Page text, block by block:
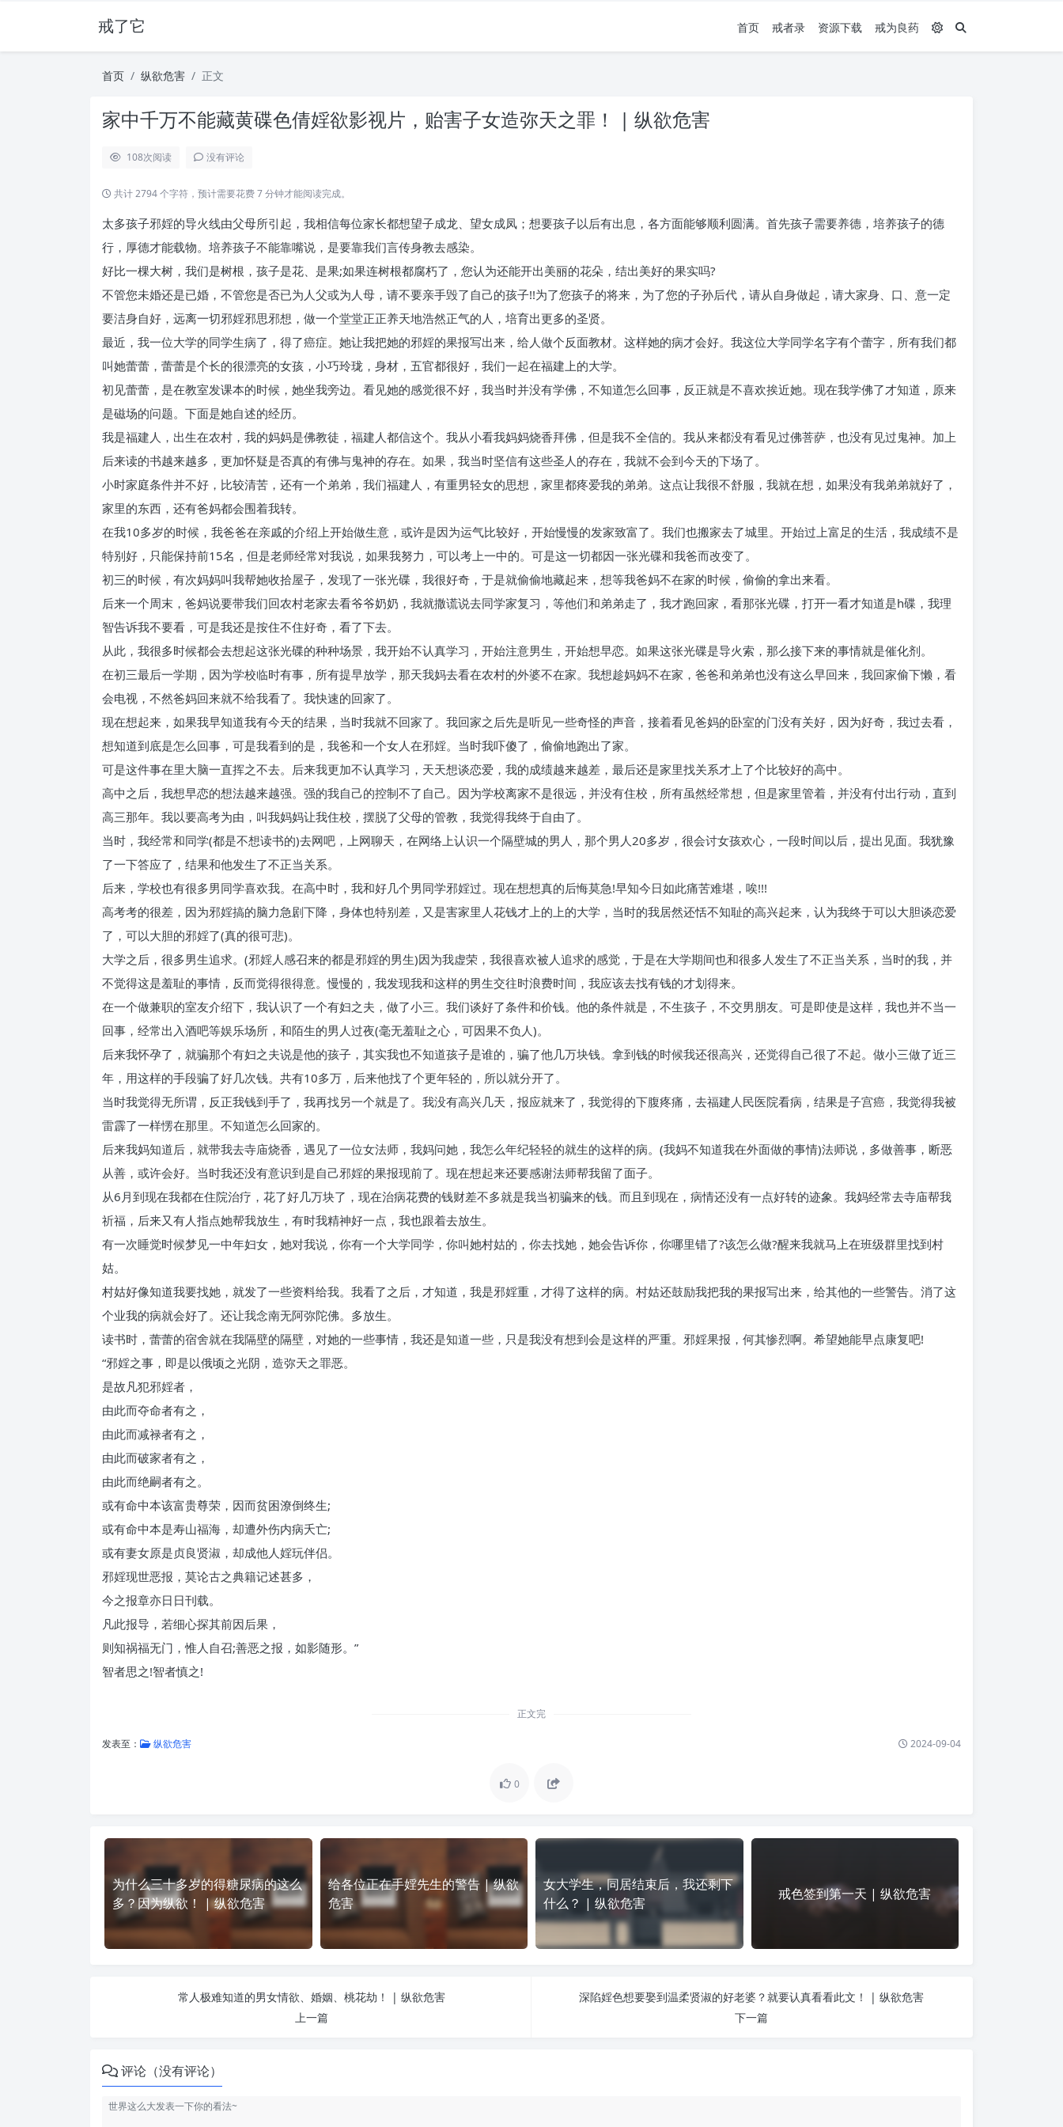
戒了它 首页 戒者录 资源下载 戒为良药
首页 纵欲危害 正文
家中千万不能藏黄碟色倩婬欲影视片，贻害子女造弥天之罪！ | 纵欲危害
108次阅读 没有评论
共计 2794 个字符，预计需要花费 7 分钟才能阅读完成。
太多孩子邪婬的导火线由父母所引起，我相信每位家长都想望子成龙、望女成凤；想要孩子以后有出息，各方面能够顺利圆满。首先孩子需要养德，培养孩子的德
行，厚德才能载物。培养孩子不能靠嘴说，是要靠我们言传身教去感染。
好比一棵大树，我们是树根，孩子是花、是果;如果连树根都腐朽了，您认为还能开出美丽的花朵，结出美好的果实吗?
不管您未婚还是已婚，不管您是否已为人父或为人母，请不要亲手毁了自己的孩子!!为了您孩子的将来，为了您的子孙后代，请从自身做起，请大家身、口、意一定
要洁身自好，远离一切邪婬邪思邪想，做一个堂堂正正养天地浩然正气的人，培育出更多的圣贤。
最近，我一位大学的同学生病了，得了癌症。她让我把她的邪婬的果报写出来，给人做个反面教材。这样她的病才会好。我这位大学同学名字有个蕾字，所有我们都
叫她蕾蕾，蕾蕾是个长的很漂亮的女孩，小巧玲珑，身材，五官都很好，我们一起在福建上的大学。
初见蕾蕾，是在教室发课本的时候，她坐我旁边。看见她的感觉很不好，我当时并没有学佛，不知道怎么回事，反正就是不喜欢挨近她。现在我学佛了才知道，原来
是磁场的问题。下面是她自述的经历。
我是福建人，出生在农村，我的妈妈是佛教徒，福建人都信这个。我从小看我妈妈烧香拜佛，但是我不全信的。我从来都没有看见过佛菩萨，也没有见过鬼神。加上
后来读的书越来越多，更加怀疑是否真的有佛与鬼神的存在。如果，我当时坚信有这些圣人的存在，我就不会到今天的下场了。
小时家庭条件并不好，比较清苦，还有一个弟弟，我们福建人，有重男轻女的思想，家里都疼爱我的弟弟。这点让我很不舒服，我就在想，如果没有我弟弟就好了，
家里的东西，还有爸妈都会围着我转。
在我10多岁的时候，我爸爸在亲戚的介绍上开始做生意，或许是因为运气比较好，开始慢慢的发家致富了。我们也搬家去了城里。开始过上富足的生活，我成绩不是
特别好，只能保持前15名，但是老师经常对我说，如果我努力，可以考上一中的。可是这一切都因一张光碟和我爸而改变了。
初三的时候，有次妈妈叫我帮她收拾屋子，发现了一张光碟，我很好奇，于是就偷偷地藏起来，想等我爸妈不在家的时候，偷偷的拿出来看。
后来一个周末，爸妈说要带我们回农村老家去看爷爷奶奶，我就撒谎说去同学家复习，等他们和弟弟走了，我才跑回家，看那张光碟，打开一看才知道是h碟，我理
智告诉我不要看，可是我还是按住不住好奇，看了下去。
从此，我很多时候都会去想起这张光碟的种种场景，我开始不认真学习，开始注意男生，开始想早恋。如果这张光碟是导火索，那么接下来的事情就是催化剂。
在初三最后一学期，因为学校临时有事，所有提早放学，那天我妈去看在农村的外婆不在家。我想趁妈妈不在家，爸爸和弟弟也没有这么早回来，我回家偷下懒，看
会电视，不然爸妈回来就不给我看了。我快速的回家了。
现在想起来，如果我早知道我有今天的结果，当时我就不回家了。我回家之后先是听见一些奇怪的声音，接着看见爸妈的卧室的门没有关好，因为好奇，我过去看，
想知道到底是怎么回事，可是我看到的是，我爸和一个女人在邪婬。当时我吓傻了，偷偷地跑出了家。
可是这件事在里大脑一直挥之不去。后来我更加不认真学习，天天想谈恋爱，我的成绩越来越差，最后还是家里找关系才上了个比较好的高中。
高中之后，我想早恋的想法越来越强。强的我自己的控制不了自己。因为学校离家不是很远，并没有住校，所有虽然经常想，但是家里管着，并没有付出行动，直到
高三那年。我以要高考为由，叫我妈妈让我住校，摆脱了父母的管教，我觉得我终于自由了。
当时，我经常和同学(都是不想读书的)去网吧，上网聊天，在网络上认识一个隔壁城的男人，那个男人20多岁，很会讨女孩欢心，一段时间以后，提出见面。我犹豫
了一下答应了，结果和他发生了不正当关系。
后来，学校也有很多男同学喜欢我。在高中时，我和好几个男同学邪婬过。现在想想真的后悔莫急!早知今日如此痛苦难堪，唉!!!
高考考的很差，因为邪婬搞的脑力急剧下降，身体也特别差，又是害家里人花钱才上的上的大学，当时的我居然还恬不知耻的高兴起来，认为我终于可以大胆谈恋爱
了，可以大胆的邪婬了(真的很可悲)。
大学之后，很多男生追求。(邪婬人感召来的都是邪婬的男生)因为我虚荣，我很喜欢被人追求的感觉，于是在大学期间也和很多人发生了不正当关系，当时的我，并
不觉得这是羞耻的事情，反而觉得很得意。慢慢的，我发现我和这样的男生交往时浪费时间，我应该去找有钱的才划得来。
在一个做兼职的室友介绍下，我认识了一个有妇之夫，做了小三。我们谈好了条件和价钱。他的条件就是，不生孩子，不交男朋友。可是即使是这样，我也并不当一
回事，经常出入酒吧等娱乐场所，和陌生的男人过夜(毫无羞耻之心，可因果不负人)。
后来我怀孕了，就骗那个有妇之夫说是他的孩子，其实我也不知道孩子是谁的，骗了他几万块钱。拿到钱的时候我还很高兴，还觉得自己很了不起。做小三做了近三
年，用这样的手段骗了好几次钱。共有10多万，后来他找了个更年轻的，所以就分开了。
当时我觉得无所谓，反正我钱到手了，我再找另一个就是了。我没有高兴几天，报应就来了，我觉得的下腹疼痛，去福建人民医院看病，结果是子宫癌，我觉得我被
雷霹了一样愣在那里。不知道怎么回家的。
后来我妈知道后，就带我去寺庙烧香，遇见了一位女法师，我妈问她，我怎么年纪轻轻的就生的这样的病。(我妈不知道我在外面做的事情)法师说，多做善事，断恶
从善，或许会好。当时我还没有意识到是自己邪婬的果报现前了。现在想起来还要感谢法师帮我留了面子。
从6月到现在我都在住院治疗，花了好几万块了，现在治病花费的钱财差不多就是我当初骗来的钱。而且到现在，病情还没有一点好转的迹象。我妈经常去寺庙帮我
祈福，后来又有人指点她帮我放生，有时我精神好一点，我也跟着去放生。
有一次睡觉时候梦见一中年妇女，她对我说，你有一个大学同学，你叫她村姑的，你去找她，她会告诉你，你哪里错了?该怎么做?醒来我就马上在班级群里找到村
姑。
村姑好像知道我要找她，就发了一些资料给我。我看了之后，才知道，我是邪婬重，才得了这样的病。村姑还鼓励我把我的果报写出来，给其他的一些警告。消了这
个业我的病就会好了。还让我念南无阿弥陀佛。多放生。
读书时，蕾蕾的宿舍就在我隔壁的隔壁，对她的一些事情，我还是知道一些，只是我没有想到会是这样的严重。邪婬果报，何其惨烈啊。希望她能早点康复吧!
“邪婬之事，即是以俄顷之光阴，造弥天之罪恶。
是故凡犯邪婬者，
由此而夺命者有之，
由此而减禄者有之，
由此而破家者有之，
由此而绝嗣者有之。
或有命中本该富贵尊荣，因而贫困潦倒终生;
或有命中本是寿山福海，却遭外伤内病夭亡;
或有妻女原是贞良贤淑，却成他人婬玩伴侣。
邪婬现世恶报，莫论古之典籍记述甚多，
今之报章亦日日刊载。
凡此报导，若细心探其前因后果，
则知祸福无门，惟人自召;善恶之报，如影随形。”
智者思之!智者慎之!
正文完
发表至： 纵欲危害 2024-09-04
0
为什么三十多岁的得糖尿病的这么
多？因为纵欲！ | 纵欲危害
给各位正在手婬先生的警告 | 纵欲
危害
女大学生，同居结束后，我还剩下
什么？ | 纵欲危害
戒色签到第一天 | 纵欲危害
常人极难知道的男女情欲、婚姻、桃花劫！ | 纵欲危害
上一篇
深陷婬色想要娶到温柔贤淑的好老婆？就要认真看看此文！ | 纵欲危害
下一篇
评论（没有评论）